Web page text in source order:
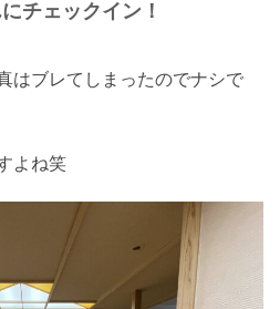
チェックイン！
はブレてしまったのでナシで
よね笑